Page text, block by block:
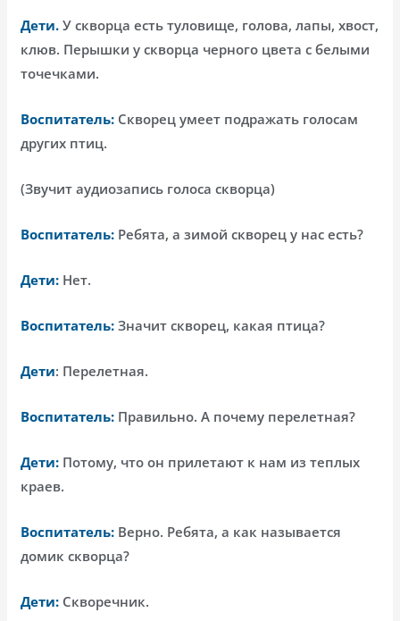
Дети. У скворца есть туловище, голова, лапы, хвост,
клюв. Перышки у скворца черного цвета с белыми
точечками.
Воспитатель: Скворец умеет подражать голосам
других птиц.
(Звучит аудиозапись голоса скворца)
Воспитатель: Ребята, а зимой скворец у нас есть?
Дети: Нет.
Воспитатель: Значит скворец, какая птица?
Дети: Перелетная.
Воспитатель: Правильно. А почему перелетная?
Дети: Потому, что он прилетают к нам из теплых
краев.
Воспитатель: Верно. Ребята, а как называется
домик скворца?
Дети: Скворечник.